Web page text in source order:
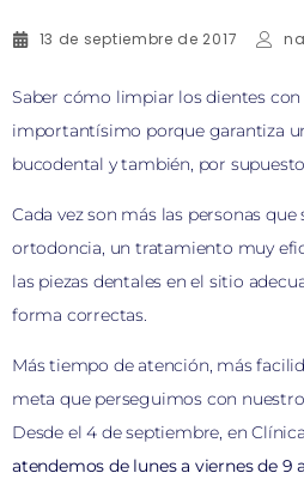
13 de septiembre de 2017
Saber cómo limpiar los dientes
importantísimo porque garantiza
bucodental y también, por
Cada vez son más las personas
ortodoncia, un tratamiento muy
las piezas dentales en el sitio
forma correctas.
Más tiempo de atención, más
meta que perseguimos con
Desde el 4 de septiembre, en
atendemos de lunes a viernes de 9